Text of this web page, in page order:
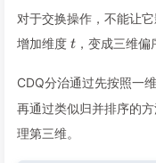
对于交换操作，不能让
增加维度 t
t ，变成三维偏
CDQ分治通过先按照一
再通过类似归并排序的
理第三维。